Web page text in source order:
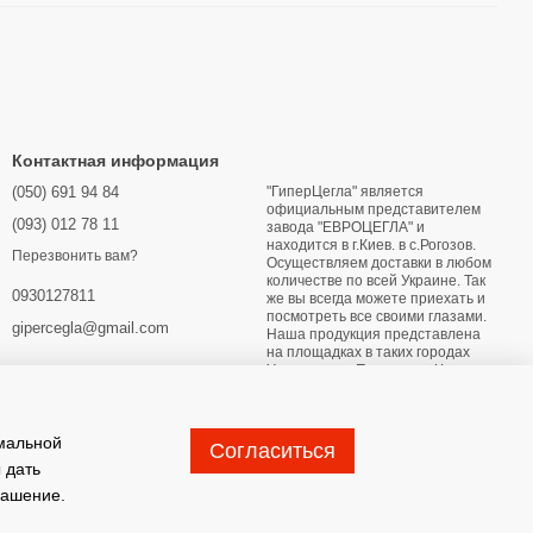
Контактная информация
(050) 691 94 84
(093) 012 78 11
Перезвонить вам?
0930127811
gipercegla@gmail.com
"ГиперЦегла" является
официальным представителем
завода "ЕВРОЦЕГЛА" и
находится в г.Киев. в с.Рогозов.
Осуществляем доставки в любом
количестве по всей Украине. Так
же вы всегда можете приехать и
посмотреть все своими глазами.
Наша продукция представлена
на площадках в таких городах
Украины как: Переяслав Харьков
Карта проезда
дать
Согласиться